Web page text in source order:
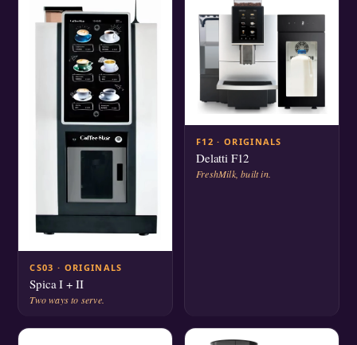
CS03 · ORIGINALS
Spica I + II
Two ways to serve.
F12 · ORIGINALS
Delatti F12
FreshMilk, built in.